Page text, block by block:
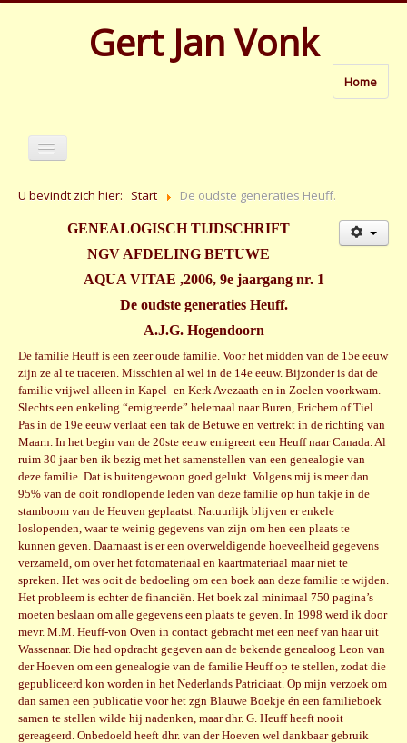
Gert Jan Vonk
Home
U bevindt zich hier:
Start De oudste generaties Heuff.
GENEALOGISCH TIJDSCHRIFT
NGV AFDELING BETUWE
AQUA VITAE ,2006, 9e jaargang nr. 1
De oudste generaties Heuff.
A.J.G. Hogendoorn
De familie Heuff is een zeer oude familie. Voor het midden van de 15e eeuw
zijn ze al te traceren. Misschien al wel in de 14e eeuw. Bijzonder is dat de
familie vrijwel alleen in Kapel- en Kerk Avezaath en in Zoelen voorkwam.
Slechts een enkeling “emigreerde” helemaal naar Buren, Erichem of Tiel.
Pas in de 19e eeuw verlaat een tak de Betuwe en vertrekt in de richting van
Maarn. In het begin van de 20ste eeuw emigreert een Heuff naar Canada. Al
ruim 30 jaar ben ik bezig met het samenstellen van een genealogie van
deze familie. Dat is buitengewoon goed gelukt. Volgens mij is meer dan
95% van de ooit rondlopende leden van deze familie op hun takje in de
stamboom van de Heuven geplaatst. Natuurlijk blijven er enkele
loslopenden, waar te weinig gegevens van zijn om hen een plaats te
kunnen geven. Daarnaast is er een overweldigende hoeveelheid gegevens
verzameld, om over het fotomateriaal en kaartmateriaal maar niet te
spreken. Het was ooit de bedoeling om een boek aan deze familie te wijden.
Het probleem is echter de financiën. Het boek zal minimaal 750 pagina’s
moeten beslaan om alle gegevens een plaats te geven. In 1998 werd ik door
mevr. M.M. Heuff-von Oven in contact gebracht met een neef van haar uit
Wassenaar. Die had opdracht gegeven aan de bekende genealoog Leon van
der Hoeven om een genealogie van de familie Heuff op te stellen, zodat die
gepubliceerd kon worden in het Nederlands Patriciaat. Op mijn verzoek om
dan samen een publicatie voor het zgn Blauwe Boekje én een familieboek
samen te stellen wilde hij nadenken, maar dhr. G. Heuff heeft nooit
gereageerd. Onbedoeld heeft dhr. van der Hoeven wel dankbaar gebruik